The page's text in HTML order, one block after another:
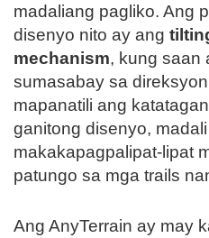
madaliang pagliko. Ang
disenyo nito ay ang
mechanism, kung saan
sumasabay sa
mapanatili ang
ganitong disenyo,
makakapagpalipat-lipat
patungo sa mga trails
Ang AnyTerrain ay may